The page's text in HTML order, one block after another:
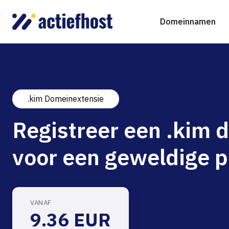
Domeinnamen
Domeinnaam registreren
Domeinnaam verhuizen
gTLD-extensies
Webhosting
NGINX Hosting
Virtual Servers
Beheerde Cloud Virtuele Server
.kim Domeinextensie
Registreer een .kim
voor een geweldige
VANAF
9.36 EUR